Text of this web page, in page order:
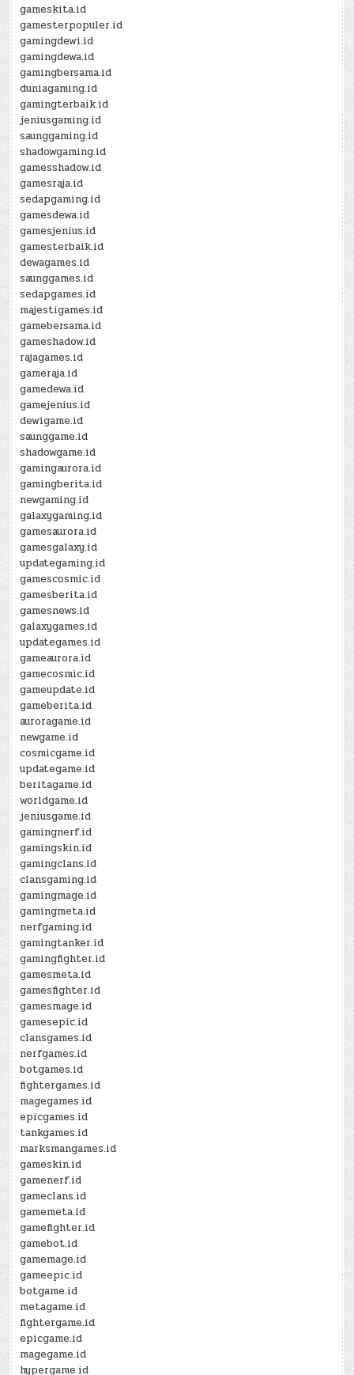
gameskita.id
gamesterpopuler.id
gamingdewi.id
gamingdewa.id
gamingbersama.id
duniagaming.id
gamingterbaik.id
jeniusgaming.id
saunggaming.id
shadowgaming.id
gamesshadow.id
gamesraja.id
sedapgaming.id
gamesdewa.id
gamesjenius.id
gamesterbaik.id
dewagames.id
saunggames.id
sedapgames.id
majestigames.id
gamebersama.id
gameshadow.id
rajagames.id
gameraja.id
gamedewa.id
gamejenius.id
dewigame.id
saunggame.id
shadowgame.id
gamingaurora.id
gamingberita.id
newgaming.id
galaxygaming.id
gamesaurora.id
gamesgalaxy.id
updategaming.id
gamescosmic.id
gamesberita.id
gamesnews.id
galaxygames.id
updategames.id
gameaurora.id
gamecosmic.id
gameupdate.id
gameberita.id
auroragame.id
newgame.id
cosmicgame.id
updategame.id
beritagame.id
worldgame.id
jeniusgame.id
gamingnerf.id
gamingskin.id
gamingclans.id
clansgaming.id
gamingmage.id
gamingmeta.id
nerfgaming.id
gamingtanker.id
gamingfighter.id
gamesmeta.id
gamesfighter.id
gamesmage.id
gamesepic.id
clansgames.id
nerfgames.id
botgames.id
fightergames.id
magegames.id
epicgames.id
tankgames.id
marksmangames.id
gameskin.id
gamenerf.id
gameclans.id
gamemeta.id
gamefighter.id
gamebot.id
gamemage.id
gameepic.id
botgame.id
metagame.id
fightergame.id
epicgame.id
magegame.id
hypergame.id